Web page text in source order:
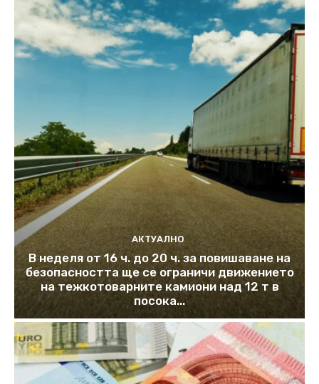
АКТУАЛНО
В неделя от 16 ч. до 20 ч. за повишаване на
безопасността ще се ограничи движението
на тежкотоварните камиони над 12 т в
посока...